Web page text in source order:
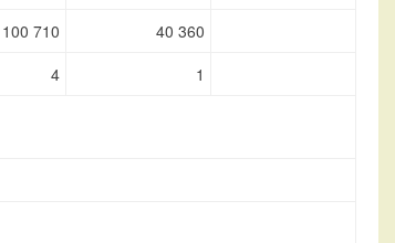
100 710
40 360
4 1